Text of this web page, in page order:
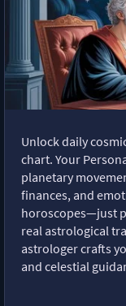
Unlock daily
chart. Your
planetary
finances, and
horoscopes—just
real astrological
astrologer crafts
and celestial